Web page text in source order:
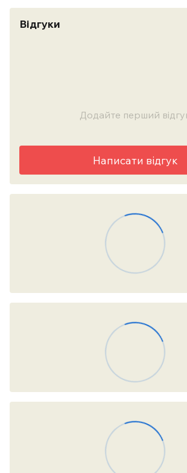
Відгуки
Додайте перший
Написати відгук